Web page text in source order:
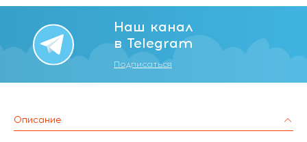
Наш канал
в Telegram
Подписаться
Описание